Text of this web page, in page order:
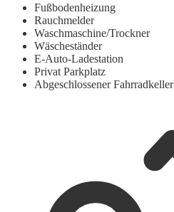
Fußbodenheizung
Rauchmelder
Waschmaschine/Trockner
Wäscheständer
E-Auto-Ladestation
Privat Parkplatz
Abgeschlossener Fahrradkeller